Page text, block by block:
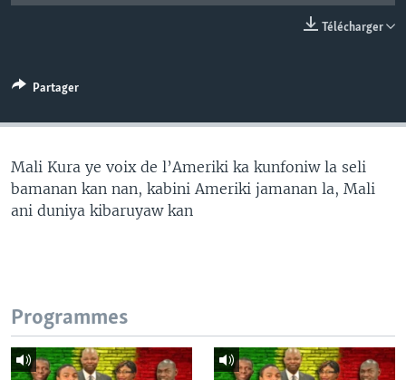
Télécharger
Partager
Mali Kura ye voix de l’Ameriki ka kunfoniw la seli
bamanan kan nan, kabini Ameriki jamanan la, Mali
ani duniya kibaruyaw kan
Programmes